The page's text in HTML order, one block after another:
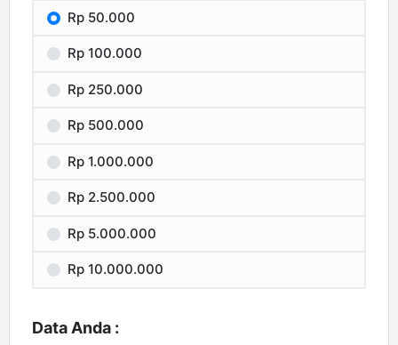
Rp 50.000
Rp 100.000
Rp 250.000
Rp 500.000
Rp 1.000.000
Rp 2.500.000
Rp 5.000.000
Rp 10.000.000
Data Anda :